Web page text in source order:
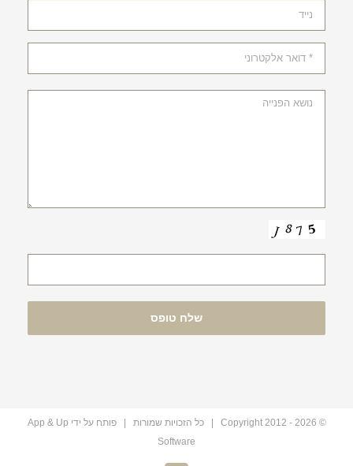
© Copyright 2012 - 2026 | כל הזכויות שמורות | פותח על ידי
App & Up
Software